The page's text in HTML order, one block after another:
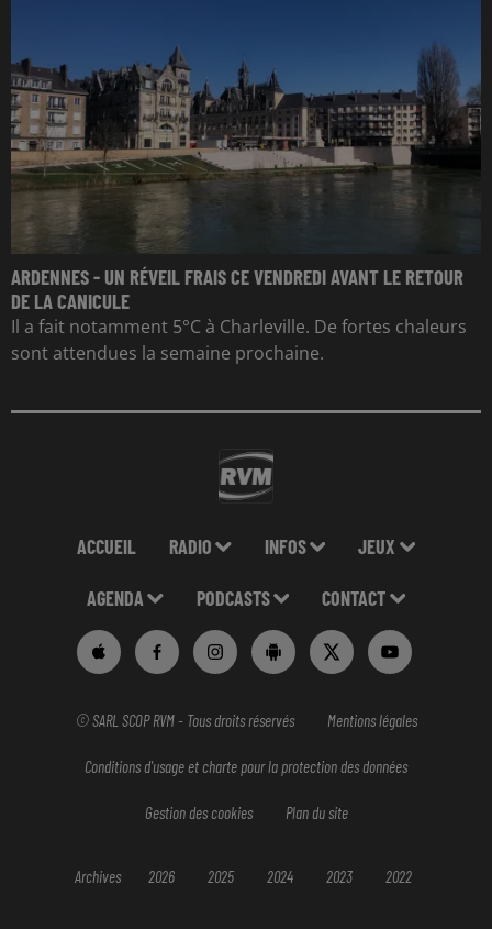
ARDENNES - UN RÉVEIL FRAIS CE VENDREDI AVANT LE RETOUR
DE LA CANICULE
Il a fait notamment 5°C à Charleville. De fortes chaleurs
sont attendues la semaine prochaine.
ACCUEIL RADIO INFOS JEUX
AGENDA PODCASTS CONTACT
© SARL SCOP RVM - Tous droits réservés Mentions légales
Conditions d'usage et charte pour la protection des données
Gestion des cookies Plan du site
Archives 2026 2025 2024 2023 2022